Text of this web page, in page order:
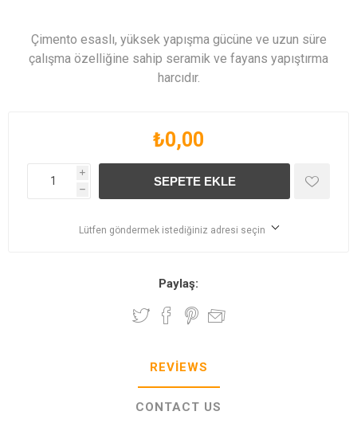
Çimento esaslı, yüksek yapışma gücüne ve uzun süre
çalışma özelliğine sahip seramik ve fayans yapıştırma
harcıdır.
₺0,00
i
h
Lütfen göndermek istediğiniz adresi seçin
Paylaş:
REVIEWS
CONTACT US